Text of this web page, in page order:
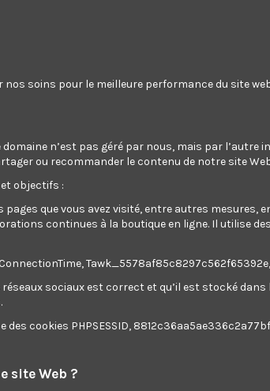
soins pour le meilleure performance du site
n’est pas géré par nous, mais par
ou recommander le contenu de notre site
objectifs :
que vous avez visité, entre autres
continues à la boutique en ligne. Il utilise
sociaux est correct et qu’il est stocké
cookies PHPSESSID,
site Web ?